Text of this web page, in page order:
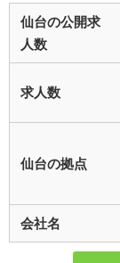
仙台の公開求
人数
求人数
仙台の拠点
会社名